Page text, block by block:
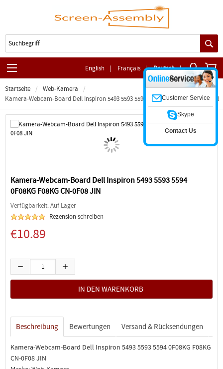
English | Français | Deutsch |
Startseite
Web-Kamera
Kamera-Webcam-Board Dell Inspiron 5493 5593 5594 0F08KG F08KG CN-0F08 JIN
Kamera-Webcam-Board Dell Inspiron 5493 5593 5594
0F08KG F08KG CN-0F08 JIN
Verfügbarkeit: Auf Lager
Rezension schreiben
€10.89
Beschreibung Bewertungen Versand & Rücksendungen
Kamera-Webcam-Board Dell Inspiron 5493 5593 5594 0F08KG F08KG
CN-0F08 JIN
Customer Service
Skype
Contact Us